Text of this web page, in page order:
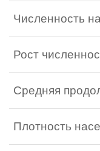
Численность
Рост
Средняя
Плотность